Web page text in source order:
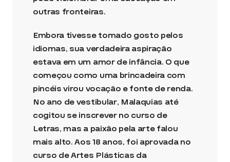
outras fronteiras.
Embora tivesse tomado gosto pelos
idiomas, sua verdadeira aspiração
estava em um amor de infância. O que
começou como uma brincadeira com
pincéis virou vocação e fonte de renda.
No ano de vestibular, Malaquias até
cogitou se inscrever no curso de
Letras, mas a paixão pela arte falou
mais alto. Aos 18 anos, foi aprovada no
curso de Artes Plásticas da